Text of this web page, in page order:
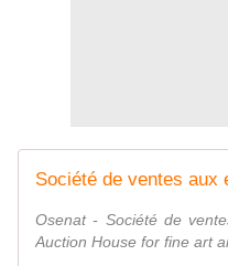
Société de ventes aux
Osenat - Société de
Auction House for fine art